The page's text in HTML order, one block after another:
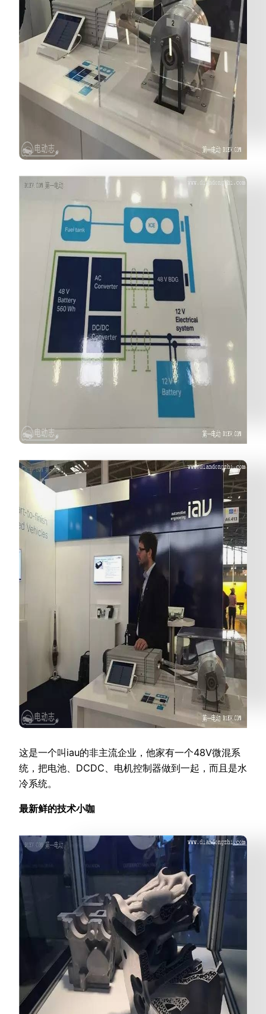
这是一个叫iau的非主流企业，他家有一个48V微混系
统，把电池、DCDC、电机控制器做到一起，而且是水
冷系统。
最新鲜的技术小咖